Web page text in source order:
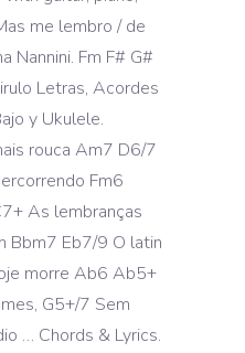
me lembro / de
Nannini. Fm F# G#
Letras, Acordes
y Ukulele.
rouca Am7 D6/7
Fm6
As lembranças
Bbm7 Eb7/9 O latin
morre Ab6 Ab5+
G5+/7 Sem
… Chords & Lyrics.